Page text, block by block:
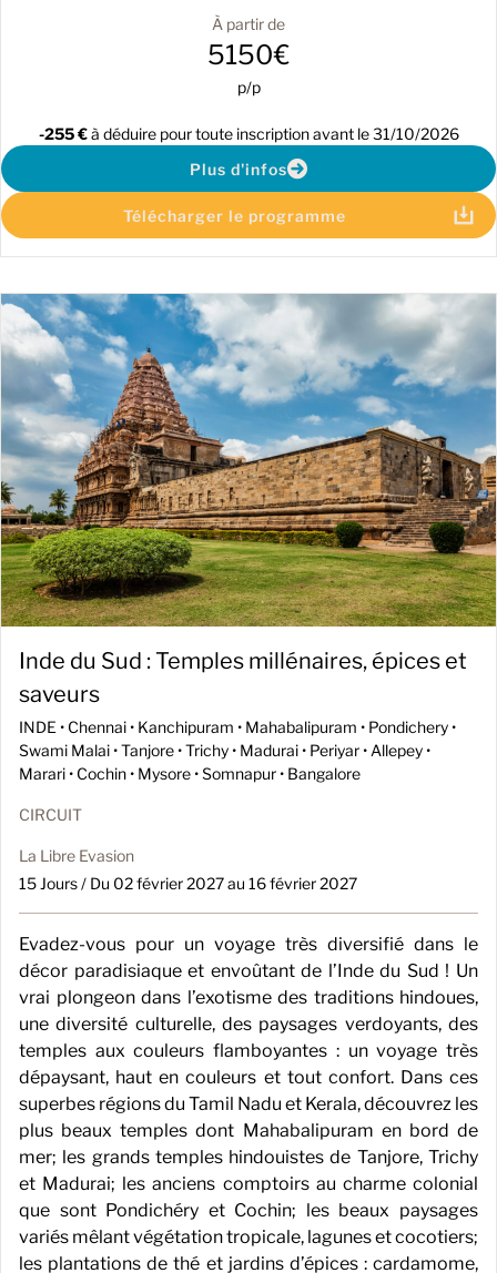
À partir de
5150€
p/p
-255 €à déduire pour toute inscription avant le 31/10/2026
Plus d'infos
Télécharger le programme
Inde du Sud : Temples millénaires, épices et
saveurs
INDE • Chennai • Kanchipuram • Mahabalipuram • Pondichery •
Swami Malai • Tanjore • Trichy • Madurai • Periyar • Allepey •
Marari • Cochin • Mysore • Somnapur • Bangalore
CIRCUIT
La Libre Evasion
15 Jours / Du 02 février 2027 au 16 février 2027
Evadez-vous pour un voyage très diversifié dans le
décor paradisiaque et envoûtant de l’Inde du Sud ! Un
vrai plongeon dans l’exotisme des traditions hindoues,
une diversité culturelle, des paysages verdoyants, des
temples aux couleurs flamboyantes : un voyage très
dépaysant, haut en couleurs et tout confort. Dans ces
superbes régions du Tamil Nadu et Kerala, découvrez les
plus beaux temples dont Mahabalipuram en bord de
mer; les grands temples hindouistes de Tanjore, Trichy
et Madurai; les anciens comptoirs au charme colonial
que sont Pondichéry et Cochin; les beaux paysages
variés mêlant végétation tropicale, lagunes et cocotiers;
les plantations de thé et jardins d’épices : cardamome,